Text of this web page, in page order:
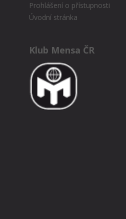
Prohlášení o přístupnosti
Úvodní stránka
Klub Mensa ČR